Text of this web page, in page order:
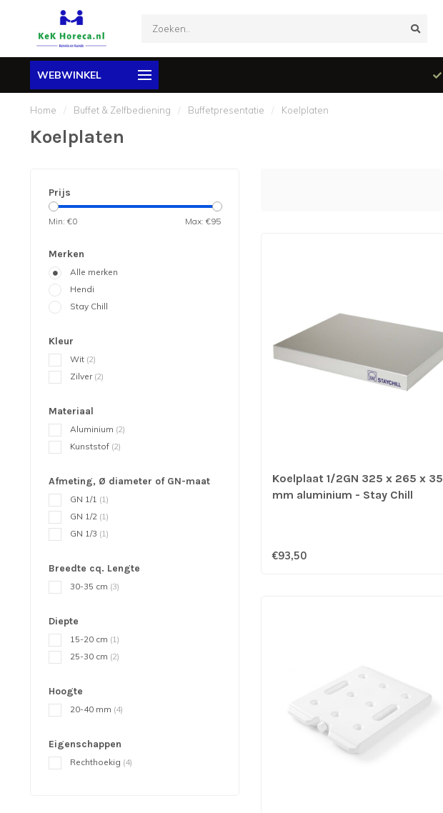
WEBWINKEL
Home / Buffet & Zelfbediening / Buffetpresentatie / Koelplaten
Koelplaten
Prijs
Min: €0 Max: €95
Merken
Alle merken
Hendi
Stay Chill
Kleur
Wit (2)
Zilver (2)
Materiaal
Aluminium (2)
Kunststof (2)
Afmeting, Ø diameter of GN-maat
GN 1/1 (1)
GN 1/2 (1)
GN 1/3 (1)
Breedte cq. Lengte
30-35 cm (3)
Diepte
15-20 cm (1)
25-30 cm (2)
Hoogte
20-40 mm (4)
Eigenschappen
Rechthoekig (4)
Koelplaat 1/2GN 325 x 265 x 35
mm aluminium - Stay Chill
€93,50